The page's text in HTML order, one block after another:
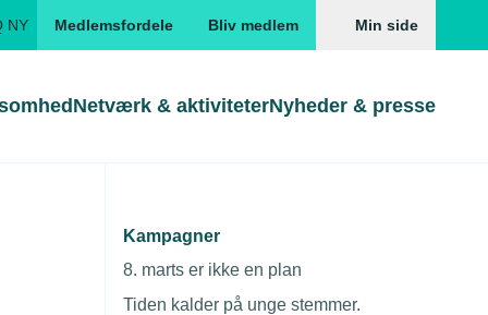
NY Medlemsfordele Bliv medlem Min side
Gå direkte til
Skabeloner og kontrakter
Gå direkte til
Skabeloner
Netværk & aktiviteterNyheder & presse
Kampagner
8. marts er ikke en plan
Tiden kalder på unge stemmer.
for